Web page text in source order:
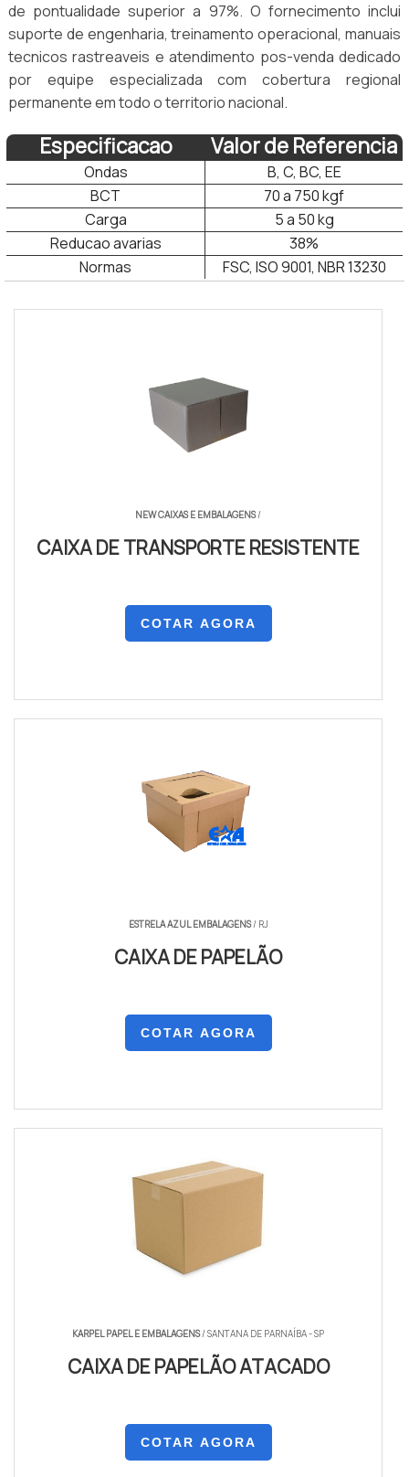
de pontualidade superior a 97%. O fornecimento inclui
suporte de engenharia, treinamento operacional, manuais
tecnicos rastreaveis e atendimento pos-venda dedicado
por equipe especializada com cobertura regional
permanente em todo o territorio nacional.
Especificacao Valor de Referencia
Ondas
B, C, BC, EE
BCT
70 a 750 kgf
Carga
5 a 50 kg
Reducao avarias
38%
Normas
FSC, ISO 9001, NBR 13230
NEW CAIXAS E EMBALAGENS/
CAIXA DE TRANSPORTE RESISTENTE
COTAR AGORA
ESTRELA AZUL EMBALAGENS/ RJ
CAIXA DE PAPELÃO
COTAR AGORA
KARPEL PAPEL E EMBALAGENS/ SANTANA DE PARNAÍBA - SP
CAIXA DE PAPELÃO ATACADO
COTAR AGORA